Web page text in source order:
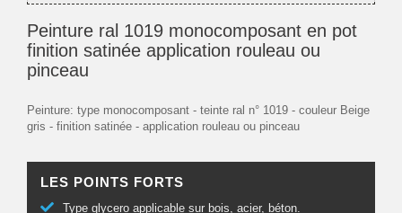
Peinture ral 1019 monocomposant en pot
finition satinée application rouleau ou
pinceau
Peinture: type monocomposant - teinte ral n° 1019 - couleur Beige
gris - finition satinée - application rouleau ou pinceau
LES POINTS FORTS
Type glycero applicable sur bois, acier, béton.